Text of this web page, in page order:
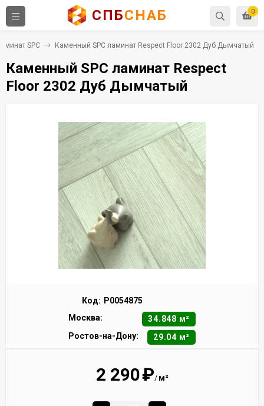
0
СПБСНАБ
SPC Каменный SPC ламинат Respect Floor 2302 Дуб Дымчатый
Каменный SPC ламинат Respect
Floor 2302 Дуб Дымчатый
Код: Р0054875
Москва:
34.848 м²
Ростов-на-Дону:
29.04 м²
2 290₽/ м²